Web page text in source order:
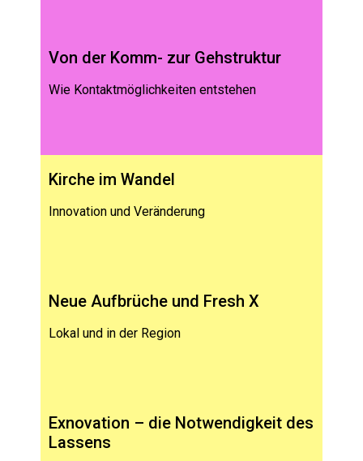
Von der Komm- zur Gehstruktur
Wie Kontaktmöglichkeiten entstehen
Kirche im Wandel
Innovation und Veränderung
Neue Aufbrüche und Fresh X
Lokal und in der Region
Exnovation – die Notwendigkeit des
Lassens